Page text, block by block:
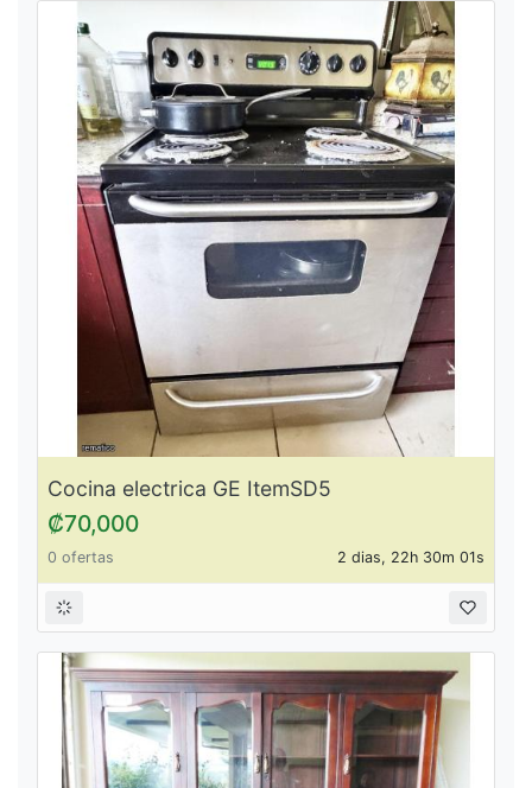
Cocina electrica GE ItemSD5
₡70,000
0 ofertas 2 dias, 22h 30m 01s